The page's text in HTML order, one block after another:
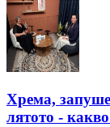
Хрема,
лятотo -